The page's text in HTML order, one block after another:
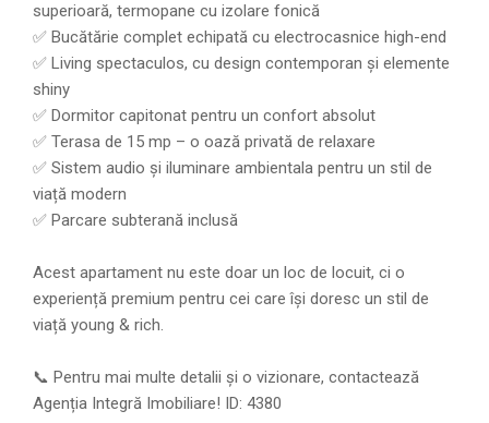
superioară, termopane cu izolare fonică
✅ Bucătărie complet echipată cu electrocasnice high-end
✅ Living spectaculos, cu design contemporan și elemente
shiny
✅ Dormitor capitonat pentru un confort absolut
✅ Terasa de 15 mp – o oază privată de relaxare
✅ Sistem audio și iluminare ambientala pentru un stil de
viață modern
✅ Parcare subterană inclusă
Acest apartament nu este doar un loc de locuit, ci o
experiență premium pentru cei care își doresc un stil de
viață young & rich.
📞 Pentru mai multe detalii și o vizionare, contactează
Agenția Integră Imobiliare! ID: 4380